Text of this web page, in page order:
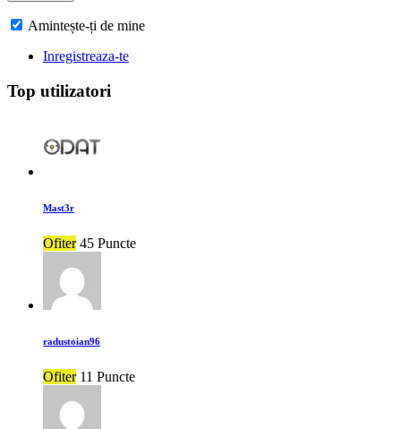
Amintește-ți de mine
Inregistreaza-te
Top utilizatori
Mast3r
Ofiter 45 Puncte
radustoian96
Ofiter 11 Puncte